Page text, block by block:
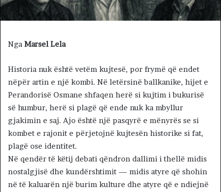
Nga Marsel Lela
Historia nuk është vetëm kujtesë, por frymë që endet
nëpër artin e një kombi. Në letërsinë ballkanike, hijet e
Perandorisë Osmane shfaqen herë si kujtim i bukurisë
së humbur, herë si plagë që ende nuk ka mbyllur
gjakimin e saj. Ajo është një pasqyrë e mënyrës se si
kombet e rajonit e përjetojnë kujtesën historike si fat,
plagë ose identitet.
Në qendër të këtij debati qëndron dallimi i thellë midis
nostalgjisë dhe kundërshtimit — midis atyre që shohin
në të kaluarën një burim kulture dhe atyre që e ndiejnë